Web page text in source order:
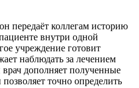
передаёт коллегам историю
внутри одной
учреждение готовит
наблюдать за лечением
дополняет полученные
точно определить